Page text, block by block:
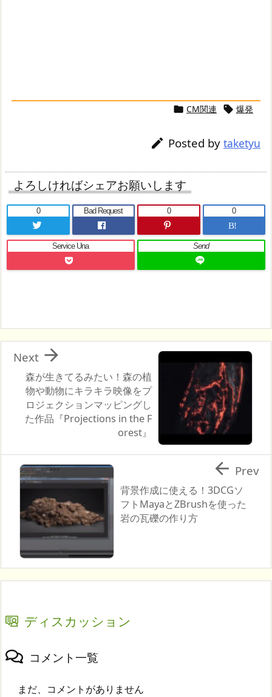
 CM関連  爆発
 Posted by taketyu
よろしければシェアお願いします
0 Bad Request
0
B!
0
Service Una Send
森が生きてるみたい！森の植
物や動物にキラキラ映像をプ
ロジェクションマッピングし
た作品『Projections in the F
orest』

Next
背景作成に使える！3DCGソ
フトMayaとZBrushを使った
岩の瓦礫の作り方
 Prev
ディスカッション
コメント一覧
まだ、コメントがありません